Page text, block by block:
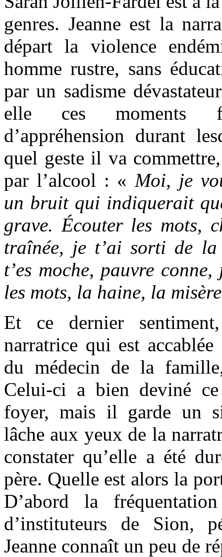
genres. Jeanne est la
départ la violence
homme rustre, sans
par un sadisme
elle ces moments
d’appréhension durant
quel geste il va
par l’alcool : « Moi, je
un bruit qui indiquerait
grave. Écouter les mots,
traînée, je t’ai sorti de la
t’es moche, pauvre
les mots, la haine, la
Et ce dernier
narratrice qui est
du médecin de la
Celui-ci a bien deviné
foyer, mais il garde un
lâche aux yeux de la
constater qu’elle a été
père. Quelle est alors la
D’abord la
d’instituteurs de Sion,
Jeanne connaît un peu de